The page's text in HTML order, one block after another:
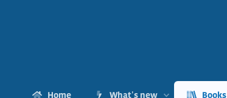
Home What's new Books